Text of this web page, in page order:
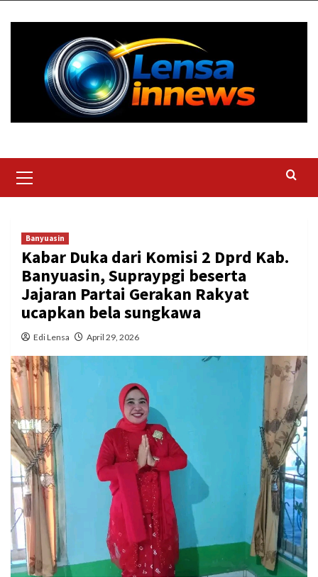
Menu
Banyuasin
Kabar Duka dari Komisi 2 Dprd Kab.
Banyuasin, Supraypgi beserta
Jajaran Partai Gerakan Rakyat
ucapkan bela sungkawa
Edi Lensa April 29, 2026